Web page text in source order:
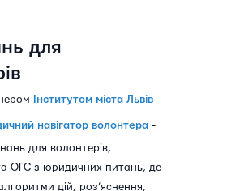
для
Інститутом міста Львів
навігатор волонтера -
для волонтерів,
ОГС з юридичних питань, де
дій, роз’яснення,